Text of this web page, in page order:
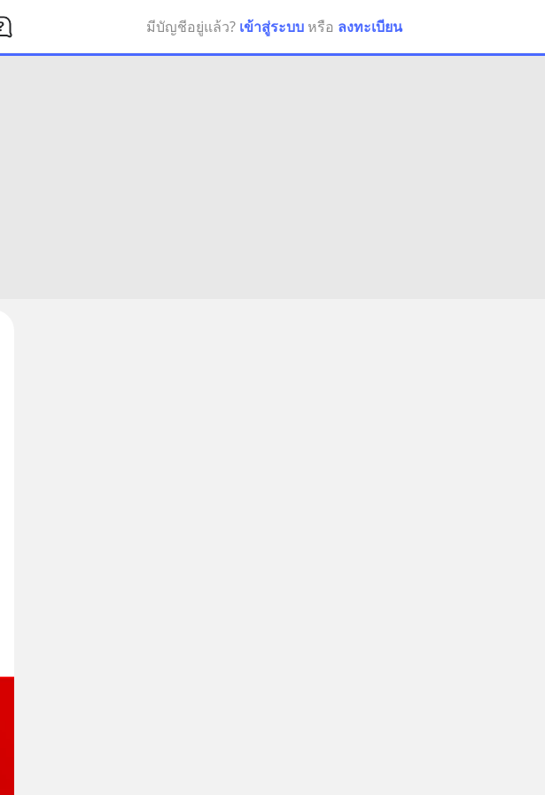
มีบัญชีอยู่แล้ว? เข้าสู่ระบบ หรือ ลงทะเบียน